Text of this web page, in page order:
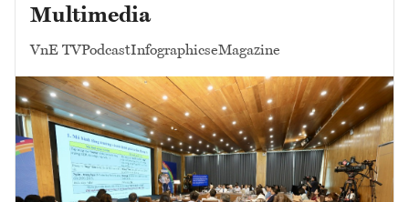
Multimedia
VnE TVPodcastInfographicseMagazine